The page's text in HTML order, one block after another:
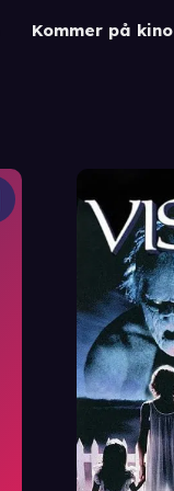
Kommer på kino